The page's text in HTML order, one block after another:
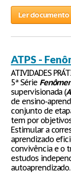
Ler documento
ATPS -
ATIVIDADES
5ª Série
supervisionada (
de ensino-
conjunto de
tem por
Estimular a
aprendizado
convivência e o
estudos